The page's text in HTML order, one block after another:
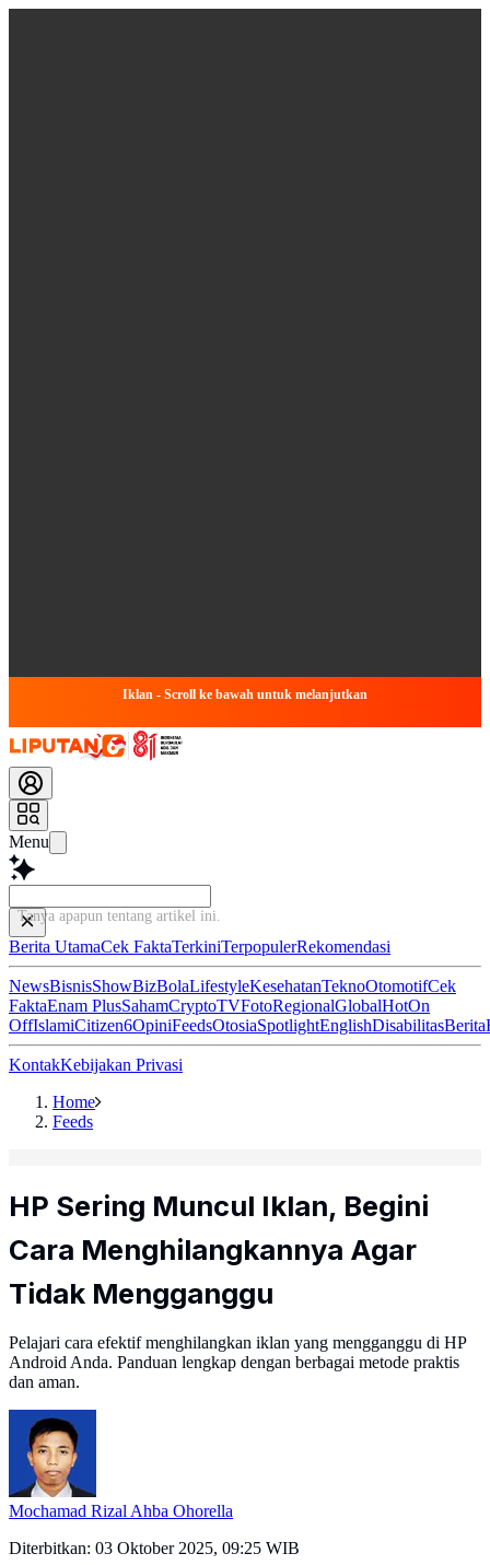
Iklan - Scroll ke bawah untuk melanjutkan
Menu
Tanya apapun tentang artikel
Berita UtamaCek FaktaTerkiniTerpopulerRekomendasi
NewsBisnisShowBizBolaLifestyleKesehatanTeknoOtomotifCek
FaktaEnam PlusSahamCryptoTVFotoRegionalGlobalHotOn
OffIslamiCitizen6OpiniFeedsOtosiaSpotlightEnglishDisabilitasBerita
KontakKebijakan Privasi
Home
Feeds
HP Sering Muncul Iklan, Begini
Cara Menghilangkannya Agar
Tidak Mengganggu
Pelajari cara efektif menghilangkan iklan yang mengganggu di HP
Android Anda. Panduan lengkap dengan berbagai metode praktis
dan aman.
Mochamad Rizal Ahba Ohorella
Diterbitkan: 03 Oktober 2025, 09:25 WIB